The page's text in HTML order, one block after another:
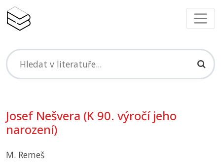
Josef Nešvera (K 90. výročí jeho
narození)
M. Remeš